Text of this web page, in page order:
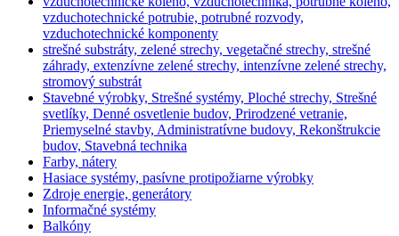
vzduchotechnické potrubie, potrubné rozvody,
vzduchotechnické komponenty
strešné substráty, zelené strechy, vegetačné strechy, strešné
záhrady, extenzívne zelené strechy, intenzívne zelené strechy,
stromový substrát
Stavebné výrobky, Strešné systémy, Ploché strechy, Strešné
svetlíky, Denné osvetlenie budov, Prirodzené vetranie,
Priemyselné stavby, Administratívne budovy, Rekonštrukcie
budov, Stavebná technika
Farby, nátery
Hasiace systémy, pasívne protipožiarne výrobky
Zdroje energie, generátory
Informačné systémy
Balkóny